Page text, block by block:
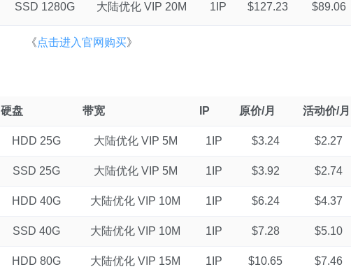
SSD 1280G 大陆优化 VIP 20M 1IP $127.23 $89.06
《点击进入官网购买》
硬盘 带宽 IP 原价/月 活动价/月
HDD 25G 大陆优化 VIP 5M 1IP $3.24 $2.27
SSD 25G 大陆优化 VIP 5M 1IP $3.92 $2.74
HDD 40G 大陆优化 VIP 10M 1IP $6.24 $4.37
SSD 40G 大陆优化 VIP 10M 1IP $7.28 $5.10
HDD 80G 大陆优化 VIP 15M 1IP $10.65 $7.46